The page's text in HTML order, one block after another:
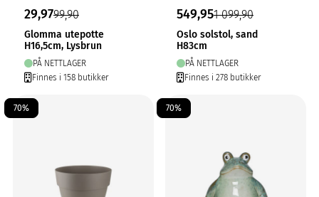
29,9799,90
Glomma utepotte
H16,5cm, Lysbrun
PÅ NETTLAGER
Finnes i 158 butikker
549,951 099,90
Oslo solstol, sand
H83cm
PÅ NETTLAGER
Finnes i 278 butikker
70% 70%